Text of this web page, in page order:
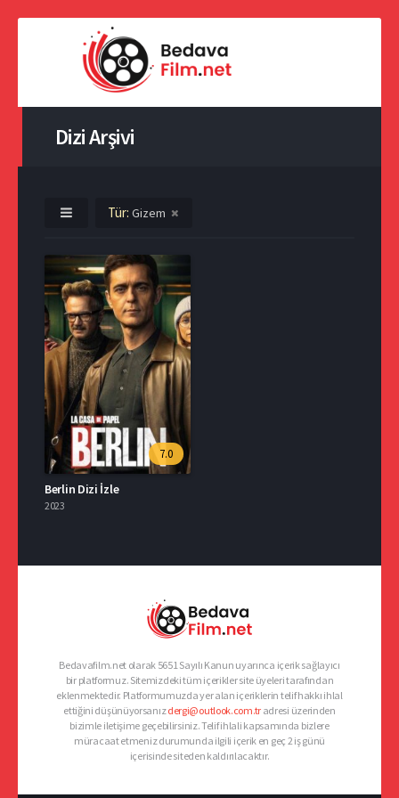
Dizi Arşivi
Tür: Gizem
7.0
Berlin Dizi İzle
2023
Bedavafilm.net olarak 5651 Sayılı Kanun uyarınca içerik sağlayıcı
bir platformuz. Sitemizdeki tüm içerikler site üyeleri tarafından
eklenmektedir. Platformumuzda yer alan içeriklerin telif hakkı ihlal
ettiğini düşünüyorsanızdergi@outlook.com.tr adresi üzerinden
bizimle iletişime geçebilirsiniz. Telif ihlali kapsamında bizlere
müracaat etmeniz durumunda ilgili içerik en geç 2 iş günü
içerisinde siteden kaldırılacaktır.